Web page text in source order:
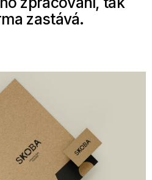
zastává.